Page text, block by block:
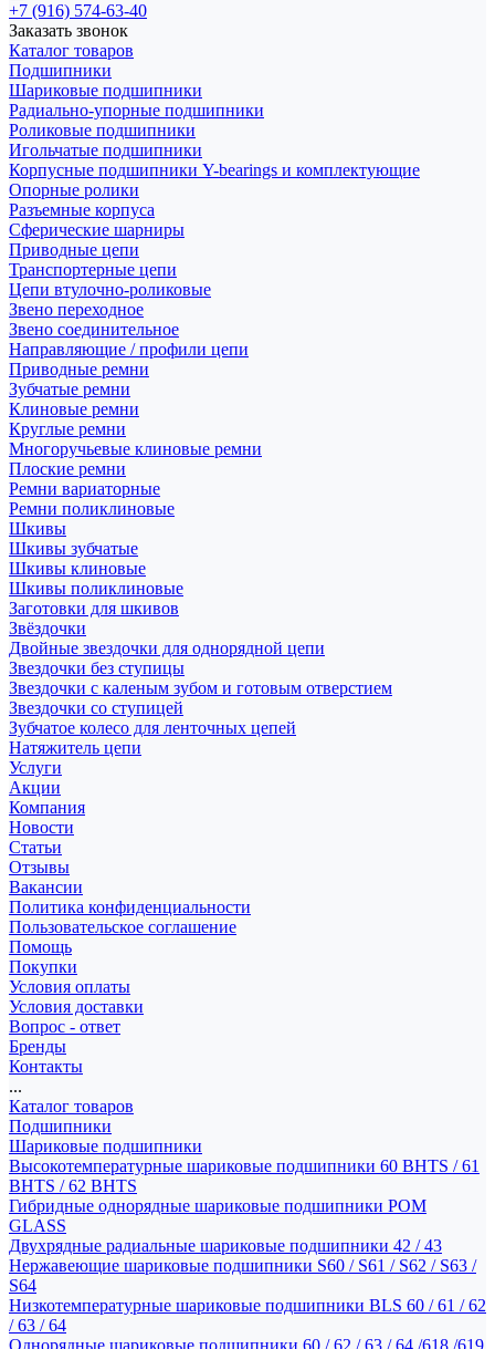
+7 (916) 574-63-40
Заказать звонок
Каталог товаров
Подшипники
Шариковые подшипники
Радиально-упорные подшипники
Роликовые подшипники
Игольчатые подшипники
Корпусные подшипники Y-bearings и комплектующие
Опорные ролики
Разъемные корпуса
Сферические шарниры
Приводные цепи
Транспортерные цепи
Цепи втулочно-роликовые
Звено переходное
Звено соединительное
Направляющие / профили цепи
Приводные ремни
Зубчатые ремни
Клиновые ремни
Круглые ремни
Многоручьевые клиновые ремни
Плоские ремни
Ремни вариаторные
Ремни поликлиновые
Шкивы
Шкивы зубчатые
Шкивы клиновые
Шкивы поликлиновые
Заготовки для шкивов
Звёздочки
Двойные звездочки для однорядной цепи
Звездочки без ступицы
Звездочки с каленым зубом и готовым отверстием
Звездочки со ступицей
Зубчатое колесо для ленточных цепей
Натяжитель цепи
Услуги
Акции
Компания
Новости
Статьи
Отзывы
Вакансии
Политика конфиденциальности
Пользовательское соглашение
Помощь
Покупки
Условия оплаты
Условия доставки
Вопрос - ответ
Бренды
Контакты
...
Каталог товаров
Подшипники
Шариковые подшипники
Высокотемпературные шариковые подшипники 60 BHTS / 61
BHTS / 62 BHTS
Гибридные однорядные шариковые подшипники POM
GLASS
Двухрядные радиальные шариковые подшипники 42 / 43
Нержавеющие шариковые подшипники S60 / S61 / S62 / S63 /
S64
Низкотемпературные шариковые подшипники BLS 60 / 61 / 62
/ 63 / 64
Однорядные шариковые подшипники 60 / 62 / 63 / 64 /618 /619